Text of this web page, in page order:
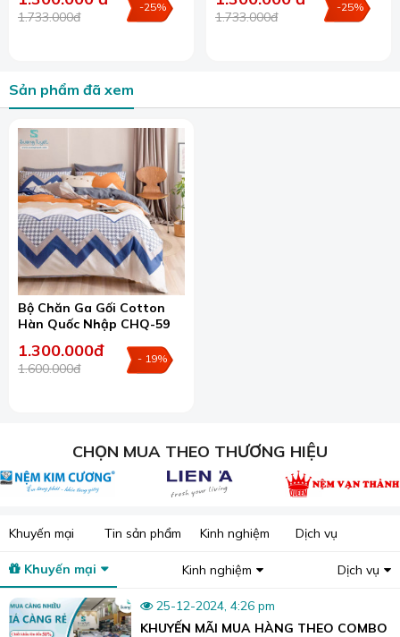
Chăn ga gối đệm Đà Nẵng Sương Tuyết.
Khi mua chăn ga gối tại Sương Tuyết, khách hàng sẽ được
tư vấn một cách chi tiết nhất về các dòng sản phẩm với
các cấu tạo, thành phần, màu sắc cũng như ưu điểm và
hạn chế của nó để có được cái nhìn sâu sắc hơn, sau đó
chọn mua được một món hàng phù hợp.
1.733.000đ
-25%
1.733.000đ
-25%
Sản phẩm đã xem
Bộ Chăn Ga Gối Cotton
Hàn Quốc Nhập CHQ-59
1.300.000đ
1.600.000đ
- 19%
CHỌN MUA THEO THƯƠNG HIỆU
Khuyến mại Tin sản phẩm Kinh nghiệm Dịch vụ
Khuyến mại Kinh nghiệm Dịch vụ
25-12-2024, 4:26 pm
KHUYẾN MÃI MUA HÀNG THEO COMBO